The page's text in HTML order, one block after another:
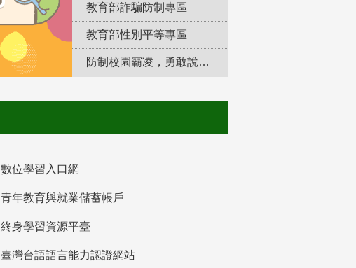
教育部詐騙防制專區
教育部性別平等專區
防制校園霸凌，勇敢說出來！
數位學習入口網
青年教育與就業儲蓄帳戶
終身學習資源平臺
臺灣台語語言能力認證網站